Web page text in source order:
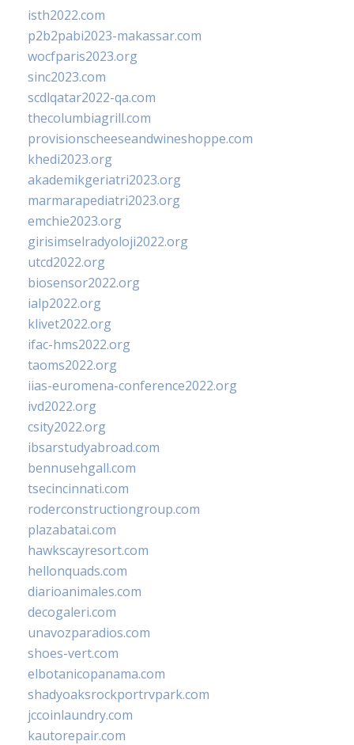
isth2022.com
p2b2pabi2023-makassar.com
wocfparis2023.org
sinc2023.com
scdlqatar2022-qa.com
thecolumbiagrill.com
provisionscheeseandwineshoppe.com
khedi2023.org
akademikgeriatri2023.org
marmarapediatri2023.org
emchie2023.org
girisimselradyoloji2022.org
utcd2022.org
biosensor2022.org
ialp2022.org
klivet2022.org
ifac-hms2022.org
taoms2022.org
iias-euromena-conference2022.org
ivd2022.org
csity2022.org
ibsarstudyabroad.com
bennusehgall.com
tsecincinnati.com
roderconstructiongroup.com
plazabatai.com
hawkscayresort.com
hellonquads.com
diarioanimales.com
decogaleri.com
unavozparadios.com
shoes-vert.com
elbotanicopanama.com
shadyoaksrockportrvpark.com
jccoinlaundry.com
kautorepair.com